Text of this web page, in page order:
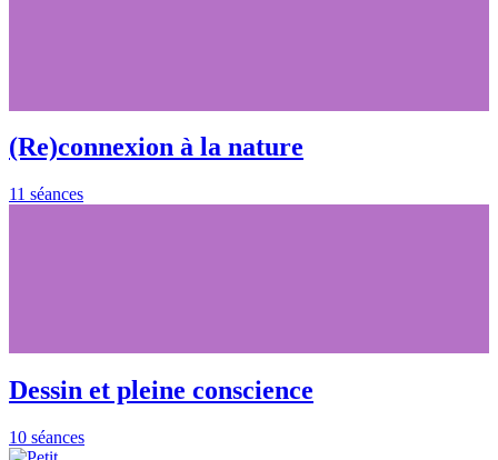
(Re)connexion à la nature
11 séances
Dessin et pleine conscience
10 séances